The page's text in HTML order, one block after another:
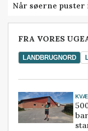
Når søerne puster
FRA VORES
LANDBRUGNORD